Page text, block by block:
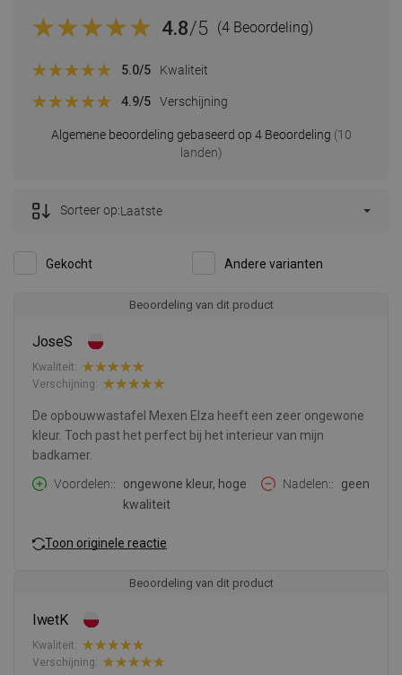
4.8/5 (4 Beoordeling)
Algemene beoordeling gebaseerd op 4 Beoordeling (10
landen)
5.0/5 Kwaliteit
4.9/5 Verschijning
Gekocht Andere varianten
Sorteer op:Laatste
Beoordeling van dit product
JoseS
Kwaliteit:
Verschijning:
De opbouwwastafel Mexen Elza heeft een zeer ongewone
kleur. Toch past het perfect bij het interieur van mijn
badkamer.
Voordelen:
ongewone kleur, hoge
kwaliteit
Nadelen: geen
Toon originele reactie
Beoordeling van dit product
IwetK
Kwaliteit:
Verschijning: